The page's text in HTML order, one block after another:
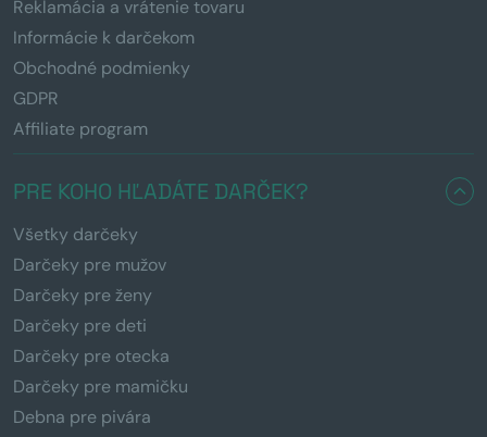
Reklamácia a vrátenie tovaru
Informácie k darčekom
Obchodné podmienky
GDPR
Affiliate program
PRE KOHO HĽADÁTE DARČEK?
Všetky darčeky
Darčeky pre mužov
Darčeky pre ženy
Darčeky pre deti
Darčeky pre otecka
Darčeky pre mamičku
Debna pre pivára